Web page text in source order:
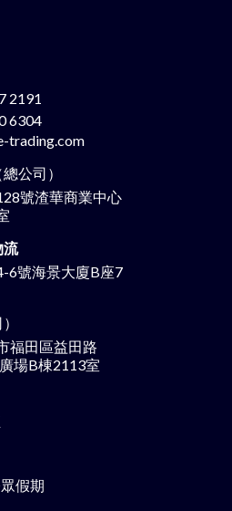
2191
6304
trading.com
總公司）
號渣華商業中心
流
6號海景大廈B座7
福田區益田路
場B棟2113室
假期